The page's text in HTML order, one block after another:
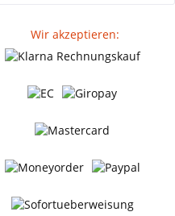
Wir akzeptieren: